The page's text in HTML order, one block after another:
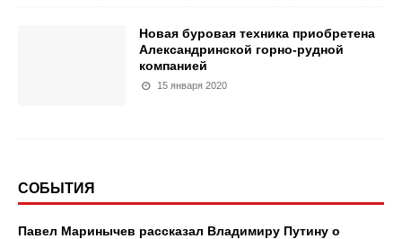
Новая буровая техника приобретена
Александринской горно-рудной
компанией
15 января 2020
СОБЫТИЯ
Павел Маринычев рассказал Владимиру Путину о